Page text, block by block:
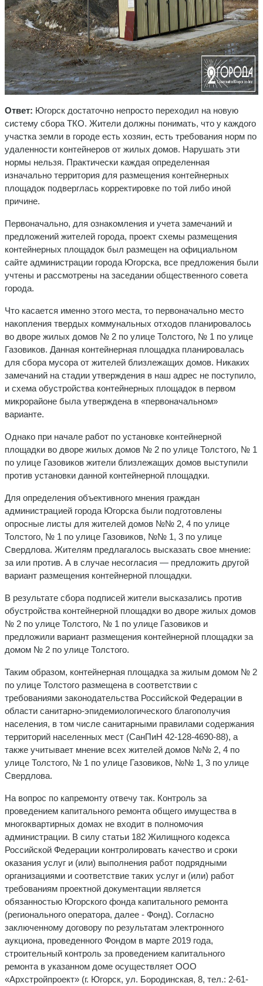
Ответ: Югорск достаточно непросто переходил на новую
систему сбора ТКО. Жители должны понимать, что у каждого
участка земли в городе есть хозяин, есть требования норм по
удаленности контейнеров от жилых домов. Нарушать эти
нормы нельзя. Практически каждая определенная
изначально территория для размещения контейнерных
площадок подверглась корректировке по той либо иной
причине.
Первоначально, для ознакомления и учета замечаний и
предложений жителей города, проект схемы размещения
контейнерных площадок был размещен на официальном
сайте администрации города Югорска, все предложения были
учтены и рассмотрены на заседании общественного совета
города.
Что касается именно этого места, то первоначально место
накопления твердых коммунальных отходов планировалось
во дворе жилых домов № 2 по улице Толстого, № 1 по улице
Газовиков. Данная контейнерная площадка планировалась
для сбора мусора от жителей близлежащих домов. Никаких
замечаний на стадии утверждения в наш адрес не поступило,
и схема обустройства контейнерных площадок в первом
микрорайоне была утверждена в «первоначальном»
варианте.
Однако при начале работ по установке контейнерной
площадки во дворе жилых домов № 2 по улице Толстого, № 1
по улице Газовиков жители близлежащих домов выступили
против установки данной контейнерной площадки.
Для определения объективного мнения граждан
администрацией города Югорска были подготовлены
опросные листы для жителей домов №№ 2, 4 по улице
Толстого, № 1 по улице Газовиков, №№ 1, 3 по улице
Свердлова. Жителям предлагалось высказать свое мнение:
за или против. А в случае несогласия — предложить другой
вариант размещения контейнерной площадки.
В результате сбора подписей жители высказались против
обустройства контейнерной площадки во дворе жилых домов
№ 2 по улице Толстого, № 1 по улице Газовиков и
предложили вариант размещения контейнерной площадки за
домом № 2 по улице Толстого.
Таким образом, контейнерная площадка за жилым домом № 2
по улице Толстого размещена в соответствии с
требованиями законодательства Российской Федерации в
области санитарно-эпидемиологического благополучия
населения, в том числе санитарными правилами содержания
территорий населенных мест (СанПиН 42-128-4690-88), а
также учитывает мнение всех жителей домов №№ 2, 4 по
улице Толстого, № 1 по улице Газовиков, №№ 1, 3 по улице
Свердлова.
На вопрос по капремонту отвечу так. Контроль за
проведением капитального ремонта общего имущества в
многоквартирных домах не входит в полномочия
администрации. В силу статьи 182 Жилищного кодекса
Российской Федерации контролировать качество и сроки
оказания услуг и (или) выполнения работ подрядными
организациями и соответствие таких услуг и (или) работ
требованиям проектной документации является
обязанностью Югорского фонда капитального ремонта
(регионального оператора, далее - Фонд). Согласно
заключенному договору по результатам электронного
аукциона, проведенного Фондом в марте 2019 года,
строительный контроль за проведением капитального
ремонта в указанном доме осуществляет ООО
«Архстройпроект» (г. Югорск, ул. Бородинская, 8, тел.: 2-61-